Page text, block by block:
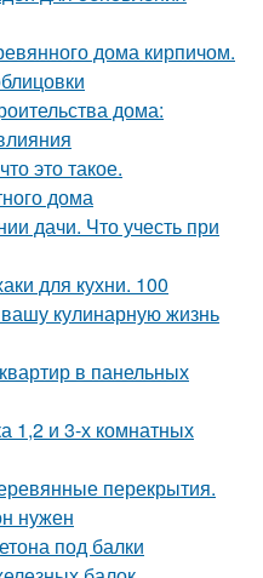
дома кирпичом.
дома:
это такое.
дома
дачи. Что учесть при
для кухни. 100
кулинарную жизнь
в панельных
1,2 и 3-х комнатных
перекрытия.
нужен
под балки